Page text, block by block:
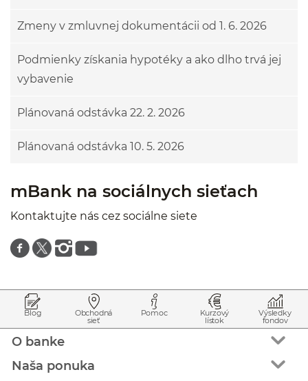
Zmeny v zmluvnej dokumentácii od 1. 6. 2026
Podmienky získania hypotéky a ako dlho trvá jej
vybavenie
Plánovaná odstávka 22. 2. 2026
Plánovaná odstávka 10. 5. 2026
mBank na sociálnych sieťach
Kontaktujte nás cez sociálne siete
Znajdź nas na facebooku
Znajdź nas na twitterze
Znajdź nas na instagramie
Znajdź nas na youtube
Blog Obchodná
sieť
Pomoc Kurzový
lístok
Výsledky
fondov
O banke
Naša ponuka